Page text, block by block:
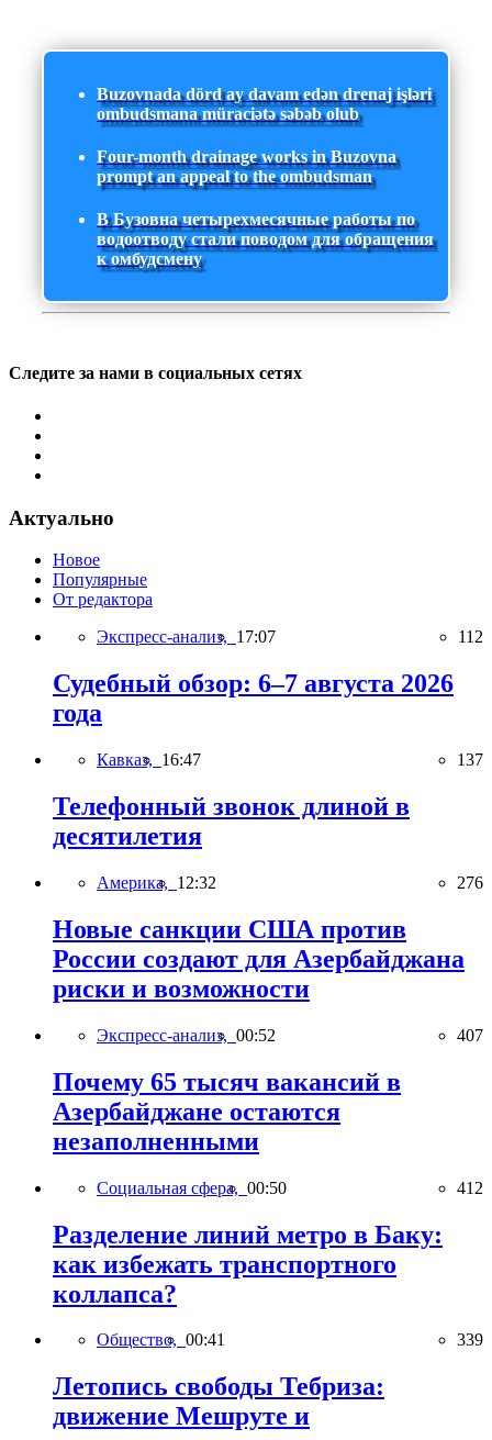
Buzovnada dörd ay davam edən drenaj işləri
ombudsmana müraciətə səbəb olub
Four-month drainage works in Buzovna
prompt an appeal to the ombudsman
В Бузовна четырехмесячные работы по
водоотводу стали поводом для обращения
к омбудсмену
Следите за нами в социальных сетях
Актуально
Новое
Популярные
От редактора
Экспресс-анализ, 17:07 112
Судебный обзор: 6–7 августа 2026
года
Кавказ, 16:47 137
Телефонный звонок длиной в
десятилетия
Америка, 12:32 276
Новые санкции США против
России создают для Азербайджана
риски и возможности
Экспресс-анализ, 00:52 407
Почему 65 тысяч вакансий в
Азербайджане остаются
незаполненными
Социальная сфера, 00:50 412
Разделение линий метро в Баку:
как избежать транспортного
коллапса?
Общество, 00:41 339
Летопись свободы Тебриза:
движение Мешруте и